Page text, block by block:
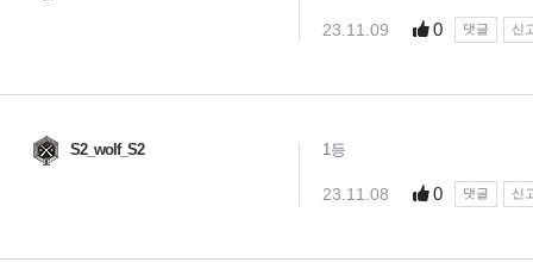
23.11.09 0 댓글 신
S2_wolf_S2 1등
23.11.08 0 댓글 신